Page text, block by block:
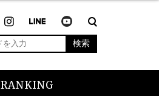
検索
RANKING